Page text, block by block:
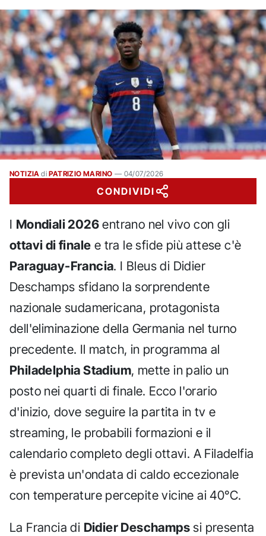
NOTIZIA di PATRIZIO MARINO — 04/07/2026
CONDIVIDI
I Mondiali 2026 entrano nel vivo con gli
ottavi di finale e tra le sfide più attese c'è
Paraguay-Francia. I Bleus di Didier
Deschamps sfidano la sorprendente
nazionale sudamericana, protagonista
dell'eliminazione della Germania nel turno
precedente. Il match, in programma al
Philadelphia Stadium, mette in palio un
posto nei quarti di finale. Ecco l'orario
d'inizio, dove seguire la partita in tv e
streaming, le probabili formazioni e il
calendario completo degli ottavi. A Filadelfia
è prevista un'ondata di caldo eccezionale
con temperature percepite vicine ai 40°C.
La Francia di Didier Deschamps si presenta